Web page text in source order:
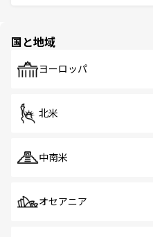
で、ホーカーズは地
国と地域
ヨーロッパ
北米
中南米
オセアニア